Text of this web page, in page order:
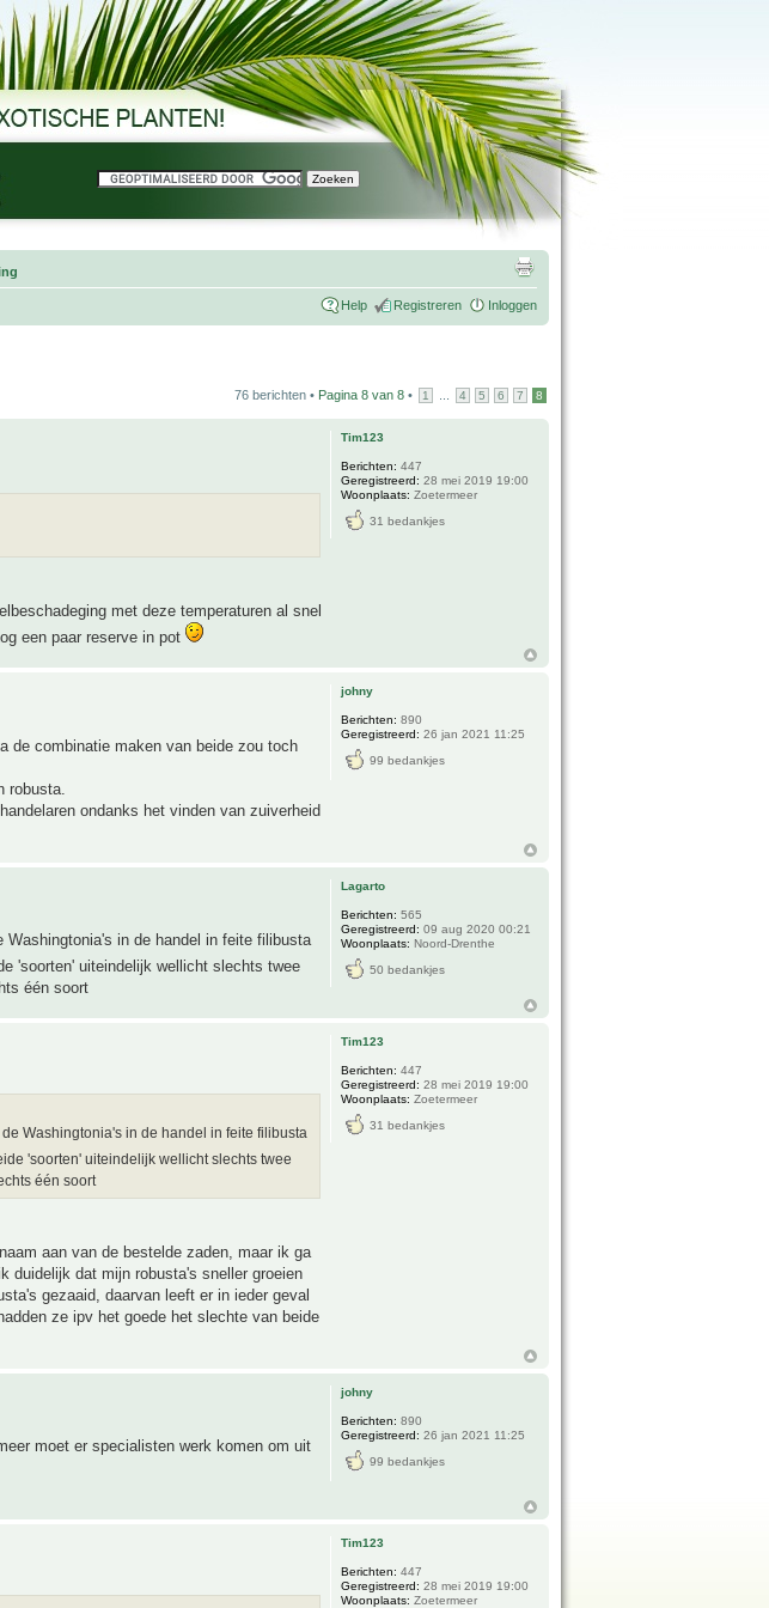
Help Registreren Inloggen
76 berichten • Pagina 8 van 8 • 1 4 5 6 7 8
met deze temperaturen al snel
een paar reserve in pot
Tim123
Berichten: 447
Geregistreerd: 28 mei 2019 19:00
Woonplaats: Zoetermeer
31 bedankjes
de combinatie maken van beide zou toch
robusta.
ondanks het vinden van zuiverheid
johny
Berichten: 890
Geregistreerd: 26 jan 2021 11:25
99 bedankjes
Washingtonia's in de handel in feite filibusta
'soorten' uiteindelijk wellicht slechts twee
één soort
Lagarto
Berichten: 565
Geregistreerd: 09 aug 2020 00:21
Woonplaats: Noord-Drenthe
50 bedankjes
Washingtonia's in de handel in feite filibusta
'soorten' uiteindelijk wellicht slechts twee
één soort
aan van de bestelde zaden, maar ik ga
duidelijk dat mijn robusta's sneller groeien
gezaaid, daarvan leeft er in ieder geval
ze ipv het goede het slechte van beide
Tim123
Berichten: 447
Geregistreerd: 28 mei 2019 19:00
Woonplaats: Zoetermeer
31 bedankjes
moet er specialisten werk komen om uit
johny
Berichten: 890
Geregistreerd: 26 jan 2021 11:25
99 bedankjes
Tim123
Berichten: 447
Geregistreerd: 28 mei 2019 19:00
Woonplaats: Zoetermeer